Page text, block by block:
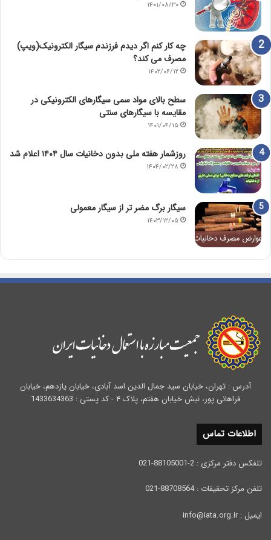
۱۴۰۱/۰۸/۳۰
چه کار کنم اگر دیدم فرزندم سیگار الکترونیک(ویپ)
مصرف می کند؟
۱۴۰۲/۰۶/۱۲
سطح بالای مواد سمی سیگارهای الکترونیکی در
مقایسه با سیگارهای سنتی
۱۴۰۱/۰۴/۱۵
روزشمار هفته ملی بدون دخانیات سال ۱۴۰۴ اعلام شد
۱۴۰۴/۰۲/۲۸
سیگار برگ مضر تر از سیگار معمولی
۱۴۰۳/۱۲/۰۵
آدرس : تهران، خیابان سید جمال الدین اسد آبادی، خیابان یازدهم، خیابان
فراهانی پور، نبش خیابان هفتم، پلاک ۴ - کد پستی : 1433634363
اطلاعات تماس
تلفکس دفتر مرکزی : 2-88105001-021
تلفن مرکز تحقیقات : 88708564-021
ایمیل : info@iata.org.ir